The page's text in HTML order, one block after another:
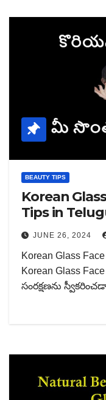
BEAUTY TIPS
Korean
Tips in
JUNE 26, 2024
Korean Glass
Korean Glass
సంరక్షణను